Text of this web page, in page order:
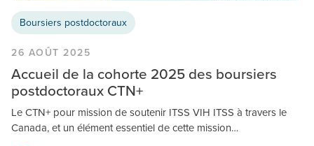
Boursiers postdoctoraux
26 AOÛT 2025
Accueil de la cohorte 2025 des boursiers
postdoctoraux CTN+
Le CTN+ pour mission de soutenir ITSS VIH ITSS à travers le
Canada, et un élément essentiel de cette mission…